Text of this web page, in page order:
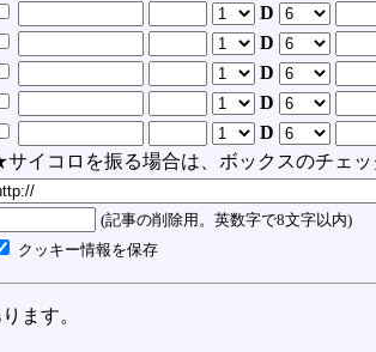
D
D
D
D
D
イコロを振る場合は、ボックスのチェッ
(記事の削除用。英数字で8文字以内)
クッキー情報を保存
ます。